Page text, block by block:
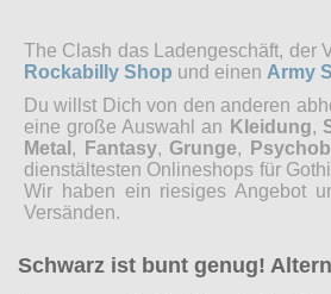
The Clash das Ladengeschäft, der
Rockabilly Shop und einen Army
Du willst Dich von den anderen
eine große Auswahl an Kleidung,
Metal , Fantasy, Grunge,
dienstältesten Onlineshops für
Wir haben ein riesiges Angebot
Versänden.
Schwarz ist bunt genug!